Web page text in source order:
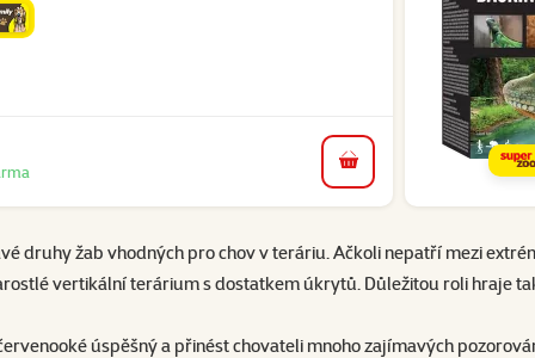
do košíku
druhy žab vhodných pro chov v teráriu. Ačkoli nepatří mezi
vertikální terárium s dostatkem úkrytů. Důležitou roli hraje
úspěšný a přinést chovateli mnoho zajímavých